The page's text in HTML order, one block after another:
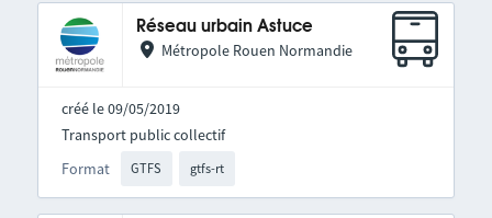
Réseau urbain Astuce
Métropole Rouen Normandie
créé le 09/05/2019
Format GTFS gtfs-rt
Transport public collectif